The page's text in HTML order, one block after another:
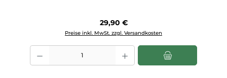
Regulärer Preis:
29,90 €
Preise inkl. MwSt. zzgl. Versandkosten
Produkt Anzahl: Gib den gewünschten Wert ein oder benutze die